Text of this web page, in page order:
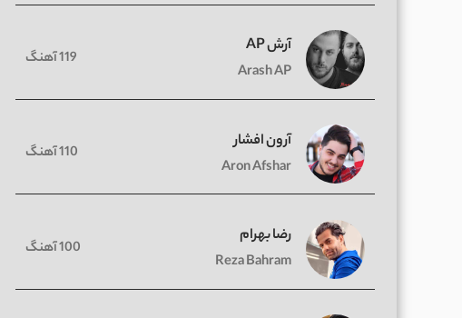
آرش AP
Arash AP
119 آهنگ
آرون افشار
Aron Afshar
110 آهنگ
رضا بهرام
Reza Bahram
100 آهنگ